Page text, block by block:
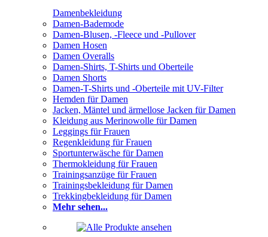
Damenbekleidung
Damen-Bademode
Damen-Blusen, -Fleece und -Pullover
Damen Hosen
Damen Overalls
Damen-Shirts, T-Shirts und Oberteile
Damen Shorts
Damen-T-Shirts und -Oberteile mit UV-Filter
Hemden für Damen
Jacken, Mäntel und ärmellose Jacken für Damen
Kleidung aus Merinowolle für Damen
Leggings für Frauen
Regenkleidung für Frauen
Sportunterwäsche für Damen
Thermokleidung für Frauen
Trainingsanzüge für Frauen
Trainingsbekleidung für Damen
Trekkingbekleidung für Damen
Mehr sehen...